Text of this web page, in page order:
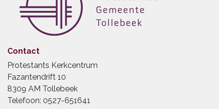
Contact
Protestants Kerkcentrum
Fazantendrift 10
8309 AM Tollebeek
Telefoon: 0527-651641